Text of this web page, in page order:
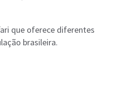
que oferece diferentes
brasileira.